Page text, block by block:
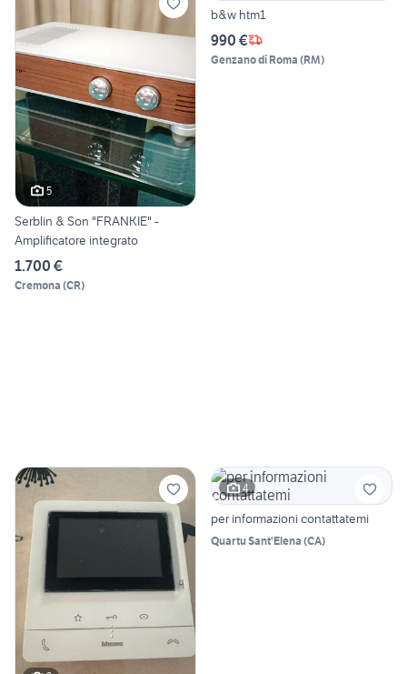
5
Serblin & Son "FRANKIE" -
Amplificatore integrato
1.700 €
Cremona (CR)
b&w htm1
990 €
Genzano di Roma (RM)
4
per informazioni contattatemi
Quartu Sant'Elena (CA)